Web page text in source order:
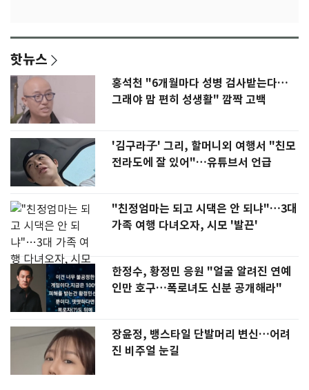
핫뉴스
홍석천 "6개월마다 성병 검사받는다…
그래야 맘 편히 성생활" 깜짝 고백
'김구라子' 그리, 할머니외 여행서 "친모
전라도에 잘 있어"…유튜브서 언급
"친정엄마는 되고 시댁은 안 되냐"…3대
가족 여행 다녀오자, 시모 '발끈'
한정수, 황정민 응원 "얼굴 알려진 연예
인만 호구…폭로녀도 신분 공개해라"
장윤정, 뱅스타일 단발머리 변신…어려
진 비주얼 눈길